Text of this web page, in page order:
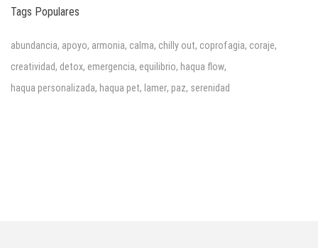
Tags Populares
abundancia, apoyo, armonia, calma, chilly out, coprofagia, coraje,
creatividad, detox, emergencia, equilibrio, haqua flow,
haqua personalizada, haqua pet, lamer, paz, serenidad